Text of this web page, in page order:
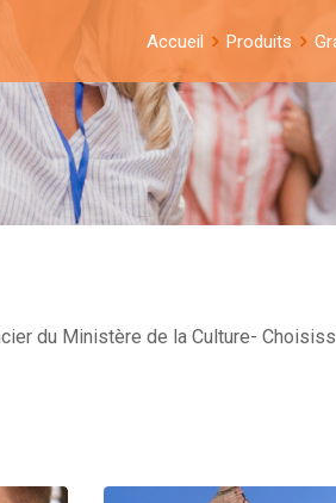
Accueil Produits
du Ministère de la Culture-